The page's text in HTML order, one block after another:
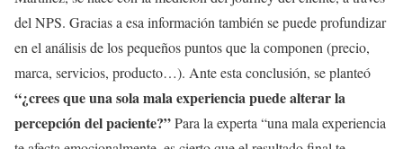
del NPS. Gracias a esa información también se puede profundizar
en el análisis de los pequeños puntos que la componen (precio,
marca, servicios, producto…). Ante esta conclusión, se planteó
“¿crees que una sola mala experiencia puede alterar la
percepción del paciente?”Para la experta “una mala experiencia